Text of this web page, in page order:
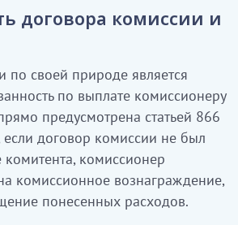
договора комиссии и
по своей природе является
по выплате комиссионеру
предусмотрена статьей 866
если договор комиссии не был
комиссионер
комиссионное вознаграждение,
понесенных расходов.